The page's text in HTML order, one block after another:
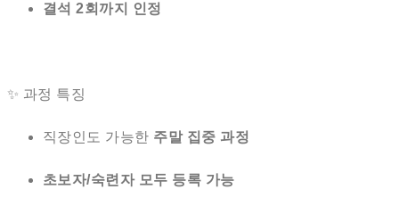
결석 2회까지 인정
✨ 과정 특징
직장인도 가능한 주말 집중 과정
초보자/숙련자 모두 등록 가능